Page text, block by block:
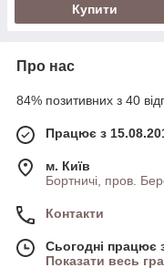
Купити
Про нас
84% позитивних з 40
Працює з
м. Київ
Бортничі, пров.
Контакти
Сьогодні працює
Показати весь